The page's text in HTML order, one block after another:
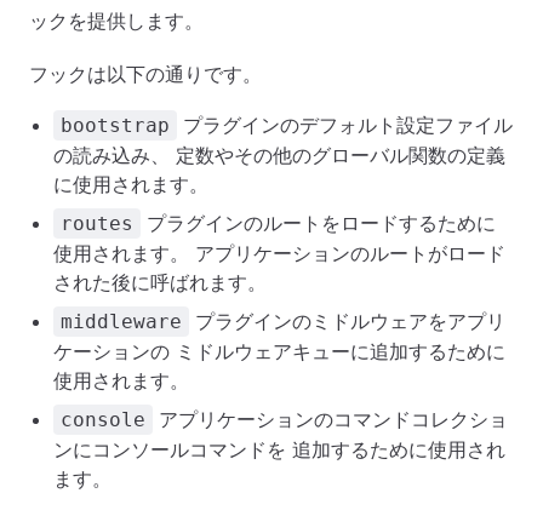
ックを提供します。
フックは以下の通りです。
bootstrap
プラグインのデフォルト設定ファイル
の読み込み、 定数やその他のグローバル関数の定義
に使用されます。
routes
プラグインのルートをロードするために
使用されます。 アプリケーションのルートがロード
された後に呼ばれます。
middleware
プラグインのミドルウェアをアプリ
ケーションの ミドルウェアキューに追加するために
使用されます。
console
アプリケーションのコマンドコレクショ
ンにコンソールコマンドを 追加するために使用され
ます。